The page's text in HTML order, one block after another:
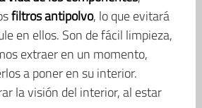
filtros antipolvo, lo que evitará
en ellos. Son de fácil limpieza,
extraer en un momento,
a poner en su interior.
la visión del interior, al estar